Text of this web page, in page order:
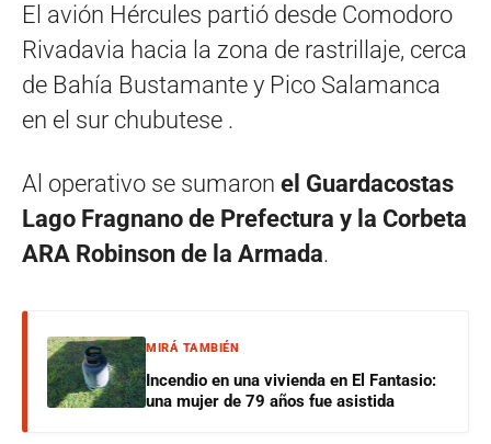
El avión Hércules partió desde Comodoro
Rivadavia hacia la zona de rastrillaje, cerca
de Bahía Bustamante y Pico Salamanca
en el sur chubutese .
Al operativo se sumaron el Guardacostas
Lago Fragnano de Prefectura y la Corbeta
ARA Robinson de la Armada.
MIRÁ TAMBIÉN
Incendio en una vivienda en El Fantasio:
una mujer de 79 años fue asistida